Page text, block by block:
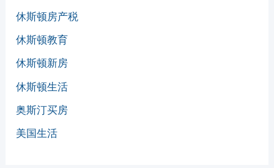
休斯顿房产税
休斯顿教育
休斯顿新房
休斯顿生活
奥斯汀买房
美国生活